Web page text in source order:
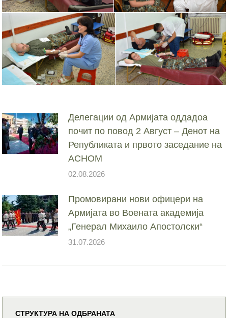
Делегации од Армијата оддадоа
почит по повод 2 Август – Денот на
Републиката и првото заседание на
АСНОМ
02.08.2026
Промовирани нови офицери на
Армијата во Воената академија
„Генерал Михаило Апостолски“
31.07.2026
СТРУКТУРА НА ОДБРАНАТА